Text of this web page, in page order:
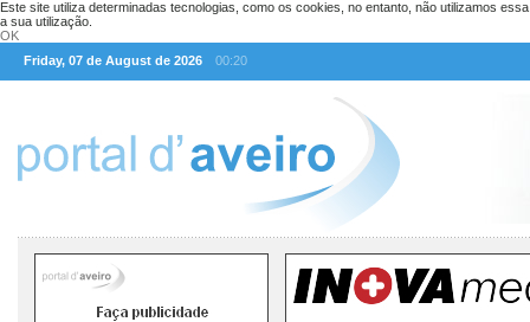
Este site utiliza determinadas tecnologias, como os cookies, no entanto, não utilizamos
a sua utilização.
OK
Friday, 07 de August de 2026
00:20